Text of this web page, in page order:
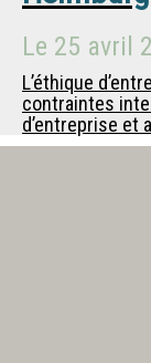
Le 25 avril
L’éthique
contraintes
d’entreprise et